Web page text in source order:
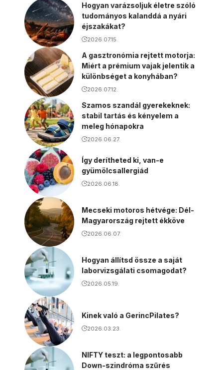
Hogyan varázsoljuk életre szóló
tudományos kalanddá a nyári
éjszakákat?
2026.07.15.
A gasztronómia rejtett motorja:
Miért a prémium vajak jelentik a
különbséget a konyhában?
2026.07.12.
Szamos szandál gyerekeknek:
stabil tartás és kényelem a
meleg hónapokra
2026.06.27.
Így derítheted ki, van-e
gyümölcsallergiád
2026.06.18.
Mecseki motoros hétvége: Dél-
Magyarország rejtett ékköve
2026.06.07.
Hogyan állítsd össze a saját
laborvizsgálati csomagodat?
2026.05.19.
Kinek való a GerincPilates?
2026.03.23.
NIFTY teszt: a legpontosabb
Down-szindróma szűrés